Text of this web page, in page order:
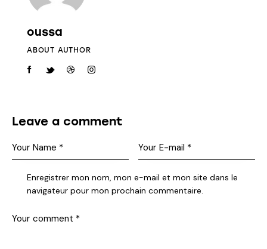
oussa
ABOUT AUTHOR
Leave a comment
Enregistrer mon nom, mon e-mail et mon site dans le
navigateur pour mon prochain commentaire.